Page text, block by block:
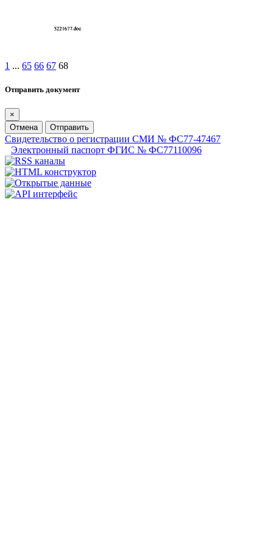
1 ... 65 66 67 68
Отправить документ
×
Отмена
Отправить
Свидетельство о регистрации СМИ № ФС77-47467
Электронный паспорт ФГИС № ФС77110096